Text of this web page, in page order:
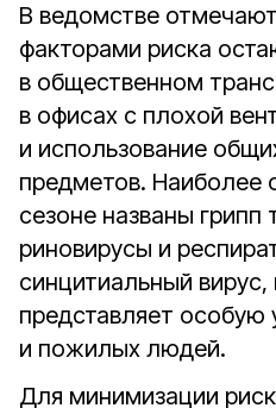
В ведомстве
факторами риска
в общественном
в офисах с плохой
и использование
предметов. Наиболее
сезоне названы грипп
риновирусы и
синцитиальный вирус,
представляет особую
и пожилых людей.
Для минимизации